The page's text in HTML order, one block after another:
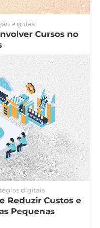
e guias
Cursos no
digitais
Reduzir Custos e
Pequenas